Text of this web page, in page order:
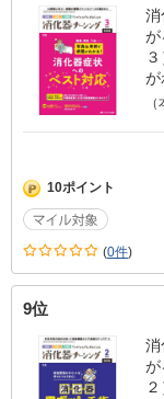
消
が
が
10ポイント
(0件)
9位
消
が